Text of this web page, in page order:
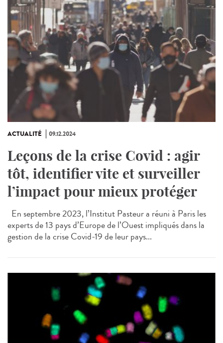
ACTUALITÉ 09.12.2024
Leçons de la crise Covid : agir
tôt, identifier vite et surveiller
l’impact pour mieux protéger
En septembre 2023, l’Institut Pasteur a réuni à Paris les
experts de 13 pays d’Europe de l’Ouest impliqués dans la
gestion de la crise Covid-19 de leur pays...